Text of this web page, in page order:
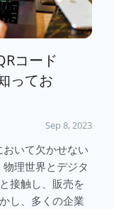
コード
ってお
Sep 8, 2023
いて欠かせない
理世界とデジタ
接触し、販売を
し、多くの企業